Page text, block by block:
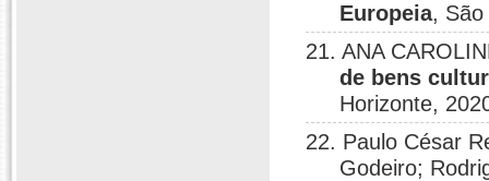
Europeia, São
21. ANA
de bens
Horizonte,
22. Paulo César
Godeiro;